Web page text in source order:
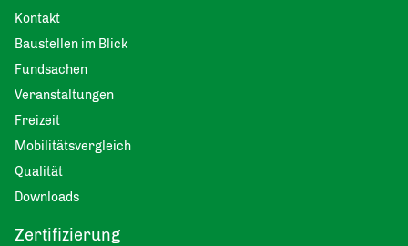
Kontakt
Baustellen im Blick
Fundsachen
Veranstaltungen
Freizeit
Mobilitätsvergleich
Qualität
Downloads
Zertifizierung